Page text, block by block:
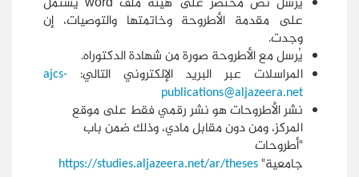
على مقدمة الأطروحة وخاتمتها والتوصيات، إن
وجدت.
يُرسل مع الأطروحة صورة من شهادة الدكتوراه.
المراسلات عبر البريد الإلكتروني التالي:
ajcs-
publications@aljazeera.net
نشر الأطروحات هو نشر رقمي فقط على موقع
المركز، ومن دون مقابل مادي، وذلك ضمن باب
"أطروحات
جامعية" https://studies.aljazeera.net/ar/theses